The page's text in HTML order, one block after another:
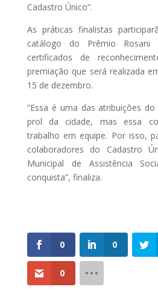
Cadastro Único”.
As práticas finalistas
catálogo do Prêmio Rosani
certificados de
premiação que será realizada
15 de dezembro.
“Essa é uma das atribuições
prol da cidade, mas essa
trabalho em equipe. Por isso,
colaboradores do Cadastro
Municipal de Assistência
conquista”, finaliza.
0 0
0